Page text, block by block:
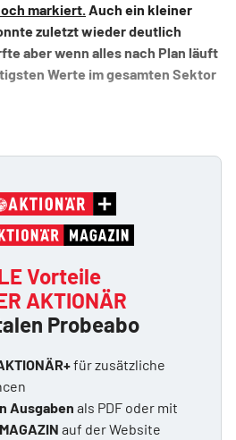
markiert.Auch ein kleiner
zuletzt wieder deutlich
aber wenn alles nach Plan läuft
Werte im gesamten Sektor
Vorteile
AKTIONÄR
Probeabo
für zusätzliche
Ausgaben als PDF oder mit
auf der Website